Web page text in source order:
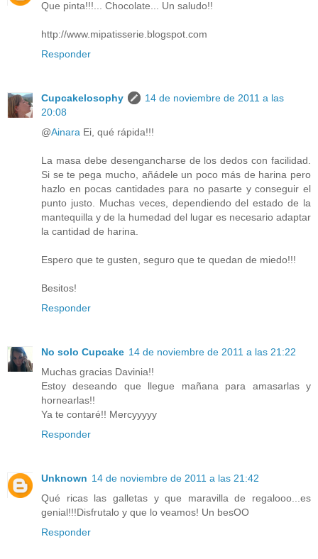
Que pinta!!!... Chocolate... Un saludo!!
http://www.mipatisserie.blogspot.com
Responder
Cupcakelosophy
14 de noviembre de 2011 a las
20:08
@Ainara Ei, qué rápida!!!
La masa debe desengancharse de los dedos con facilidad.
Si se te pega mucho, añádele un poco más de harina pero
hazlo en pocas cantidades para no pasarte y conseguir el
punto justo. Muchas veces, dependiendo del estado de la
mantequilla y de la humedad del lugar es necesario adaptar
la cantidad de harina.
Espero que te gusten, seguro que te quedan de miedo!!!
Besitos!
Responder
No solo Cupcake 14 de noviembre de 2011 a las 21:22
Muchas gracias Davinia!!
Estoy deseando que llegue mañana para amasarlas y
hornearlas!!
Ya te contaré!! Mercyyyyy
Responder
Unknown 14 de noviembre de 2011 a las 21:42
Qué ricas las galletas y que maravilla de regalooo...es
genial!!!Disfrutalo y que lo veamos! Un besOO
Responder